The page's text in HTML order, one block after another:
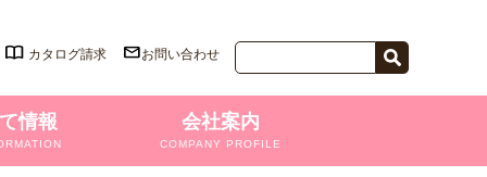
カタログ請求 お問い合わせ
情報 会社案内
COMPANY PROFILE